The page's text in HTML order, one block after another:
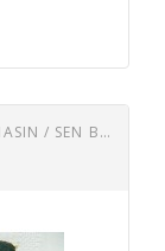
ORHAN ŞENER - SUS SUS SEVGILIM DUYMASIN / SEN BENIM GÖNLÜMDE AÇAN SON GÜLSÜN